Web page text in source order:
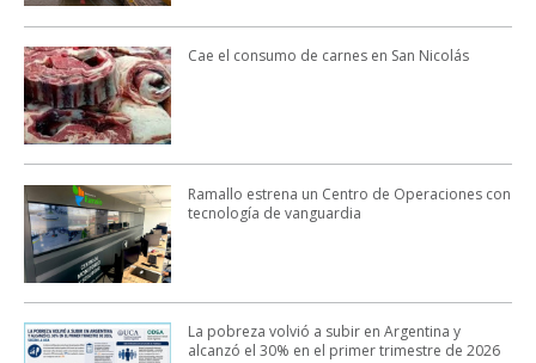
Cae el consumo de carnes en San Nicolás
Ramallo estrena un Centro de Operaciones con
tecnología de vanguardia
La pobreza volvió a subir en Argentina y
alcanzó el 30% en el primer trimestre de 2026